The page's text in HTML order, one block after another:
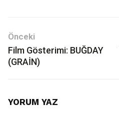
Önceki
Film Gösterimi: BUĞDAY
(GRAİN)
YORUM YAZ